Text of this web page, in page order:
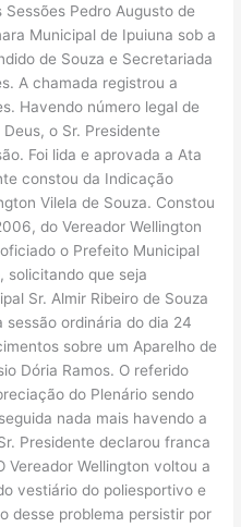
Pedro Augusto de
Municipal de Ipuiuna sob a
de Souza e Secretariada
A chamada registrou a
Havendo número legal de
o Sr. Presidente
Foi lida e aprovada a Ata
constou da Indicação
Vilela de Souza. Constou
do Vereador Wellington
o Prefeito Municipal
solicitando que seja
Sr. Almir Ribeiro de Souza
ordinária do dia 24
sobre um Aparelho de
Dória Ramos. O referido
do Plenário sendo
nada mais havendo a
Presidente declarou franca
Vereador Wellington voltou a
vestiário do poliesportivo e
desse problema persistir por